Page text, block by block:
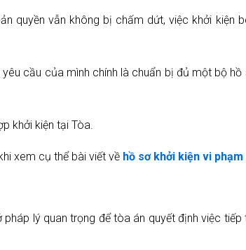
quyền vẫn không bị chấm dứt, việc khởi
cầu của mình chính là chuẩn bị đủ một bộ
khởi kiện tại Tòa.
xem cụ thể bài viết về hồ sơ khởi kiện vi phạm
lý quan trọng để tòa án quyết định việc